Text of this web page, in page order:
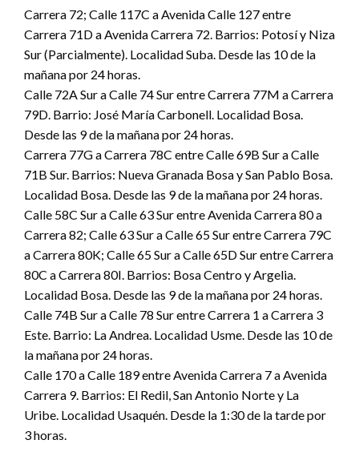
Carrera 72; Calle 117C a Avenida Calle 127 entre
Carrera 71D a Avenida Carrera 72. Barrios: Potosí y Niza
Sur (Parcialmente). Localidad Suba. Desde las 10 de la
mañana por 24 horas.
Calle 72A Sur a Calle 74 Sur entre Carrera 77M a Carrera
79D. Barrio: José María Carbonell. Localidad Bosa.
Desde las 9 de la mañana por 24 horas.
Carrera 77G a Carrera 78C entre Calle 69B Sur a Calle
71B Sur. Barrios: Nueva Granada Bosa y San Pablo Bosa.
Localidad Bosa. Desde las 9 de la mañana por 24 horas.
Calle 58C Sur a Calle 63 Sur entre Avenida Carrera 80 a
Carrera 82; Calle 63 Sur a Calle 65 Sur entre Carrera 79C
a Carrera 80K; Calle 65 Sur a Calle 65D Sur entre Carrera
80C a Carrera 80I. Barrios: Bosa Centro y Argelia.
Localidad Bosa. Desde las 9 de la mañana por 24 horas.
Calle 74B Sur a Calle 78 Sur entre Carrera 1 a Carrera 3
Este. Barrio: La Andrea. Localidad Usme. Desde las 10 de
la mañana por 24 horas.
Calle 170 a Calle 189 entre Avenida Carrera 7 a Avenida
Carrera 9. Barrios: El Redil, San Antonio Norte y La
Uribe. Localidad Usaquén. Desde la 1:30 de la tarde por
3 horas.